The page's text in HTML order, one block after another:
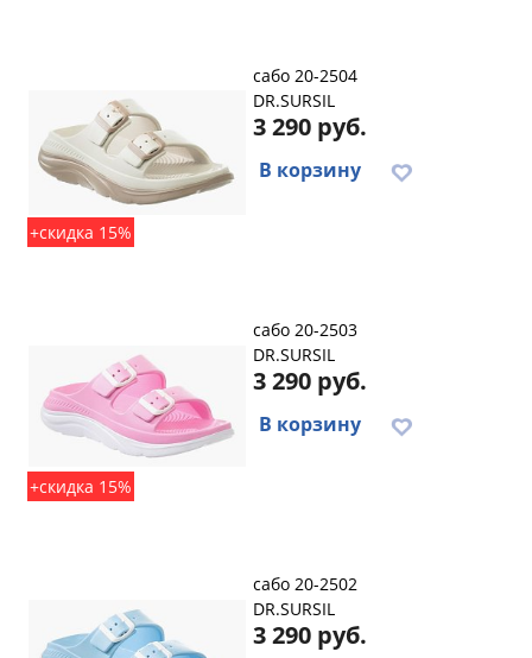
+скидка 15%
сабо 20-2504
DR.SURSIL
3 290 руб.
В корзину
+скидка 15%
сабо 20-2503
DR.SURSIL
3 290 руб.
В корзину
сабо 20-2502
DR.SURSIL
3 290 руб.